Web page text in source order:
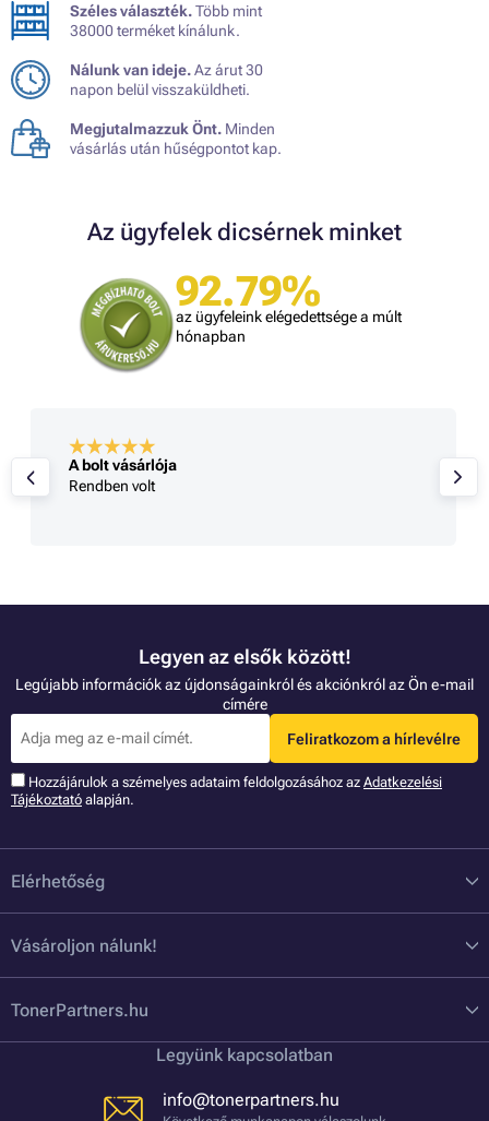
Széles választék.Több mint
38000 terméket kínálunk.
Nálunk van ideje.Az árut 30
napon belül visszaküldheti.
Megjutalmazzuk Önt. Minden
vásárlás után hűségpontot kap.
Az ügyfelek dicsérnek minket
92.79%
az ügyfeleink elégedettsége a múlt
hónapban
A bolt vásárlója
Rendben volt
Legyen az elsők között!
Legújabb információk az újdonságainkról és akciónkról az Ön e-mail
címére
Feliratkozom a hírlevélre
Hozzájárulok a szémelyes adataim feldolgozásához az Adatkezelési
Tájékoztató alapján.
Elérhetőség
Vásároljon nálunk!
TonerPartners.hu
Legyünk kapcsolatban
info@tonerpartners.hu